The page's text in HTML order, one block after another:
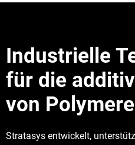
Industrielle
für die
von
Stratasys entwickelt,